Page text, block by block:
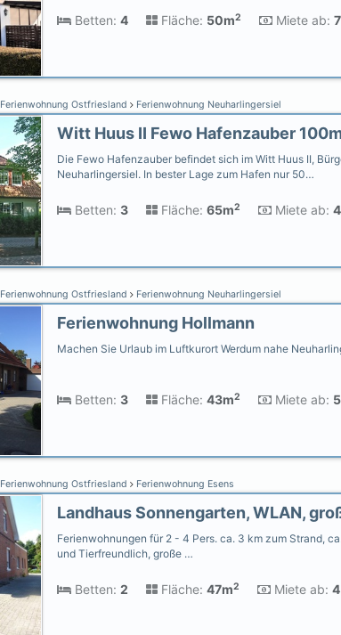
Betten: 4 Fläche: 50m2 Miete ab:
Ferienwohnung Ostfriesland Ferienwohnung Neuharlingersiel
Die Fewo Hafenzauber befindet sich im Witt Huus II,
Neuharlingersiel. In bester Lage zum Hafen nur 50…
Betten: 3 Fläche: 65m2 Miete ab:
Ferienwohnung Ostfriesland Ferienwohnung Neuharlingersiel
Ferienwohnung Hollmann
Machen Sie Urlaub im Luftkurort Werdum nahe
Betten: 3 Fläche: 43m2 Miete ab:
Ferienwohnung Ostfriesland Ferienwohnung Esens
Ferienwohnungen für 2 - 4 Pers. ca. 3 km zum Strand,
und Tierfreundlich, große …
Betten: 2 Fläche: 47m2 Miete ab: